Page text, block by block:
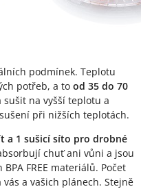
podmínek. Teplotu
potřeb, a to od 35 do 70
sušit na vyšší teplotu a
při nižších teplotách.
a 1 sušicí síto pro drobné
chuť ani vůni a jsou
FREE materiálů. Počet
a vašich plánech. Stejně